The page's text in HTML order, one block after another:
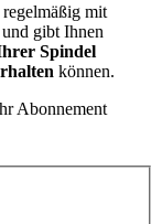
mit
gibt Ihnen
Spindel
können.
Abonnement